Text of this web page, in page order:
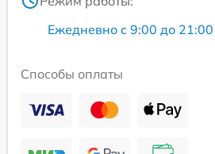
Ежедневно с 9:00 до 21:00
Способы оплаты